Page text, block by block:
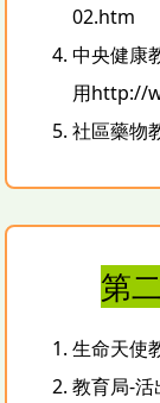
02.htm
中央健康
用http://
社區藥物
第
生命天使
教育局-